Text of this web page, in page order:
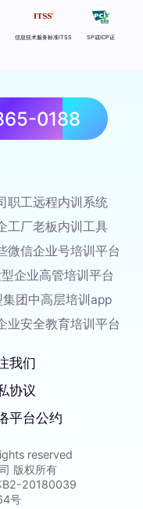
信息技术服务标准ITSS SP或ICP证
0188
职工远程内训系统
工厂老板内训工具
微信企业号培训平台
企业高管培训平台
集团中高层培训app
业安全教育培训平台
我们
协议
平台公约
reserved
版权所有
B2-20180039
号